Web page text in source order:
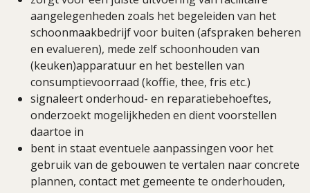
aangelegenheden zoals het begeleiden van het
schoonmaakbedrijf voor buiten (afspraken beheren
en evalueren), mede zelf schoonhouden van
(keuken)apparatuur en het bestellen van
consumptievoorraad (koffie, thee, fris etc.)
signaleert onderhoud- en reparatiebehoeftes,
onderzoekt mogelijkheden en dient voorstellen
daartoe in
bent in staat eventuele aanpassingen voor het
gebruik van de gebouwen te vertalen naar concrete
plannen, contact met gemeente te onderhouden,